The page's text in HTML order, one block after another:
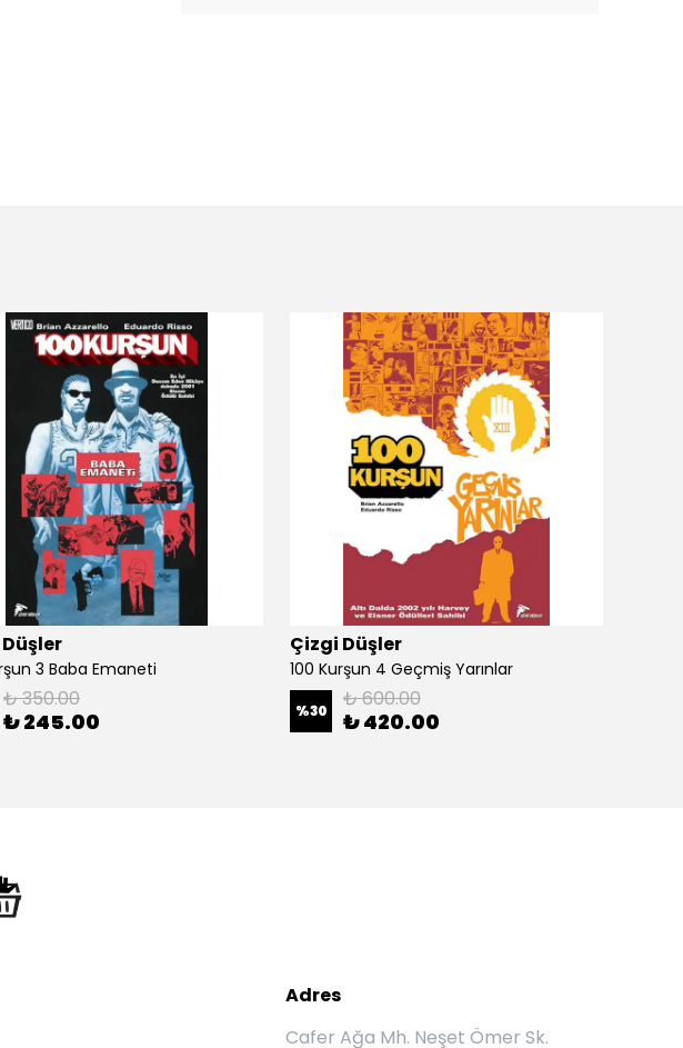
3 Baba Emaneti
₺ 350.00
₺ 245.00
Çizgi Düşler
100 Kurşun 4 Geçmiş Yarınlar
%30 ₺ 600.00
₺ 420.00
Adres
Cafer Ağa Mh. Neşet Ömer Sk.